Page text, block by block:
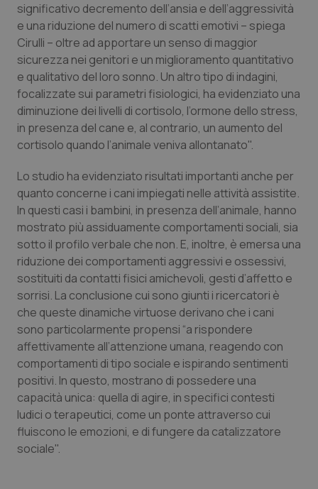
Lazio
Liguria
Lombardia
Marche
Piemonte
Provincia Autonoma di Bolzano
Provincia Autonoma di Trento
Puglia
Sardegna
Sicilia
Toscana
Umbria
Diabete & glucometri
Disturbi dell’umore
Dolore
Donna & Salute
HIV
Infezioni & Febbre
Ipertensione & Scompenso
Malattie rare
Malattia di Crohn & Rettocolite Ulcerosa
Neuroscienze & patologie neurodegenerative
Obesità
Oftalmologia
significativo decremento dell’ansia e dell’aggressività
e una riduzione del numero di scatti emotivi – spiega
Cirulli – oltre ad apportare un senso di maggior
sicurezza nei genitori e un miglioramento quantitativo
e qualitativo del loro sonno. Un altro tipo di indagini,
focalizzate sui parametri fisiologici, ha evidenziato una
diminuzione dei livelli di cortisolo, l’ormone dello stress,
in presenza del cane e, al contrario, un aumento del
cortisolo quando l’animale veniva allontanato".
Lo studio ha evidenziato risultati importanti anche per
quanto concerne i cani impiegati nelle attività assistite.
In questi casi i bambini, in presenza dell’animale, hanno
mostrato più assiduamente comportamenti sociali, sia
sotto il profilo verbale che non. E, inoltre, è emersa una
riduzione dei comportamenti aggressivi e ossessivi,
sostituiti da contatti fisici amichevoli, gesti d’affetto e
sorrisi. La conclusione cui sono giunti i ricercatori è
che queste dinamiche virtuose derivano che i cani
sono particolarmente propensi “a rispondere
affettivamente all’attenzione umana, reagendo con
comportamenti di tipo sociale e ispirando sentimenti
positivi. In questo, mostrano di possedere una
capacità unica: quella di agire, in specifici contesti
ludici o terapeutici, come un ponte attraverso cui
fluiscono le emozioni, e di fungere da catalizzatore
sociale".